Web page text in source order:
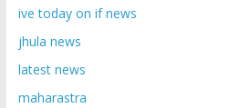
ive today on if news
jhula news
latest news
maharastra